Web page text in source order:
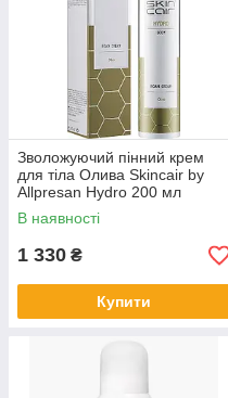
Зволожуючий пінний крем
для тіла Олива Skincair by
Allpresan Hydro 200 мл
В наявності
1 330 ₴
Купити